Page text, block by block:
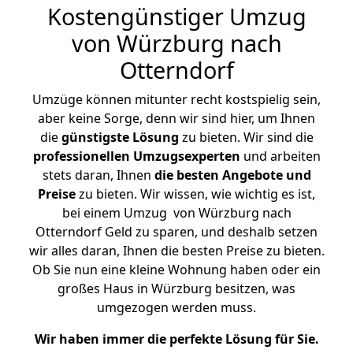
Kostengünstiger Umzug
von Würzburg nach
Otterndorf
Umzüge können mitunter recht kostspielig sein,
aber keine Sorge, denn wir sind hier, um Ihnen
diegünstigste Lösung zu bieten. Wir sind die
professionellen Umzugsexperten und arbeiten
stets daran, Ihnen die besten Angebote und
Preisezu bieten. Wir wissen, wie wichtig es ist,
bei einem Umzug von Würzburg nach
Otterndorf Geld zu sparen, und deshalb setzen
wir alles daran, Ihnen die besten Preise zu bieten.
Ob Sie nun eine kleine Wohnung haben oder ein
großes Haus in Würzburg besitzen, was
umgezogen werden muss.
Wir haben immer die perfekte Lösung für Sie.